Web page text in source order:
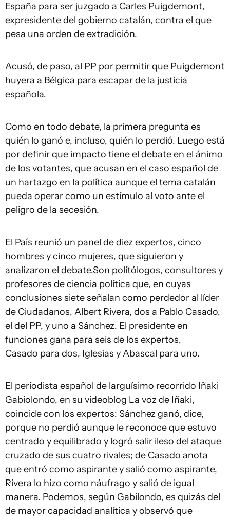
España para ser juzgado a Carles Puigdemont,
expresidente del gobierno catalán, contra el que
pesa una orden de extradición.
Acusó, de paso, al PP por permitir que Puigdemont
huyera a Bélgica para escapar de la justicia
española.
Como en todo debate, la primera pregunta es
quién lo ganó e, incluso, quién lo perdió. Luego está
por definir que impacto tiene el debate en el ánimo
de los votantes, que acusan en el caso español de
un hartazgo en la política aunque el tema catalán
pueda operar como un estímulo al voto ante el
peligro de la secesión.
El País reunió un panel de diez expertos, cinco
hombres y cinco mujeres, que siguieron y
analizaron el debate.Son polítólogos, consultores y
profesores de ciencia política que, en cuyas
conclusiones siete señalan como perdedor al líder
de Ciudadanos, Albert Rivera, dos a Pablo Casado,
el del PP, y uno a Sánchez. El presidente en
funciones gana para seis de los expertos,
Casado para dos, Iglesias y Abascal para uno.
El periodista español de larguísimo recorrido Iñaki
Gabiolondo, en su videoblog La voz de Iñaki,
coincide con los expertos: Sánchez ganó, dice,
porque no perdió aunque le reconoce que estuvo
centrado y equilibrado y logró salir ileso del ataque
cruzado de sus cuatro rivales; de Casado anota
que entró como aspirante y salió como aspirante,
Rivera lo hizo como náufrago y salió de igual
manera. Podemos, según Gabilondo, es quizás del
de mayor capacidad analítica y observó que